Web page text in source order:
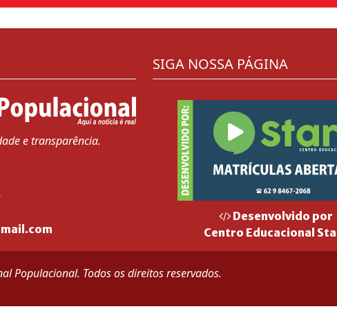
e transparência.
SIGA NOSSA PÁGINA
Desenvolvido por
Centro Educacional
Populacional. Todos os direitos reservados.